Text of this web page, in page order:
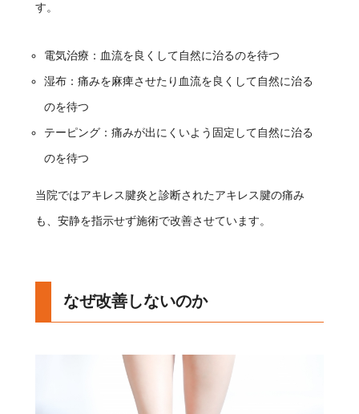
す。
電気治療：血流を良くして自然に治るのを待つ
湿布：痛みを麻痺させたり血流を良くして自然に治る
のを待つ
テーピング：痛みが出にくいよう固定して自然に治る
のを待つ
当院ではアキレス腱炎と診断されたアキレス腱の痛み
も、安静を指示せず施術で改善させています。
なぜ改善しないのか